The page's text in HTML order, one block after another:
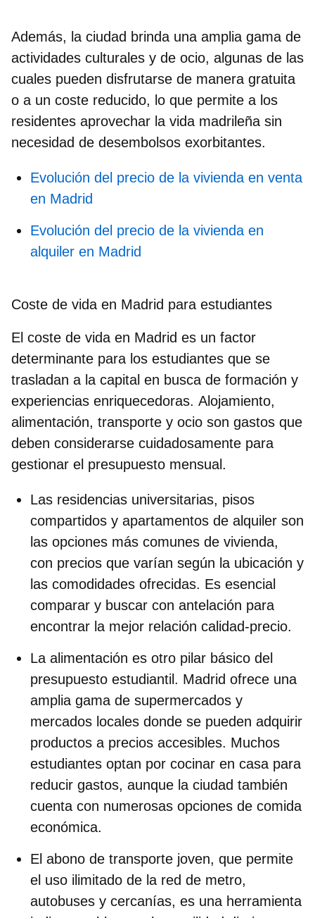
Además, la ciudad brinda una amplia gama de
actividades culturales y de ocio, algunas de las
cuales pueden disfrutarse de manera gratuita
o a un coste reducido, lo que permite a los
residentes aprovechar la vida madrileña sin
necesidad de desembolsos exorbitantes.
Evolución del precio de la vivienda en venta
en Madrid
Evolución del precio de la vivienda en
alquiler en Madrid
Coste de vida en Madrid para estudiantes
El coste de vida en Madrid es un factor
determinante para los estudiantes que se
trasladan a la capital en busca de formación y
experiencias enriquecedoras. Alojamiento,
alimentación, transporte y ocio son gastos que
deben considerarse cuidadosamente para
gestionar el presupuesto mensual.
Las residencias universitarias, pisos
compartidos y apartamentos de alquiler son
las opciones más comunes de vivienda,
con precios que varían según la ubicación y
las comodidades ofrecidas. Es esencial
comparar y buscar con antelación para
encontrar la mejor relación calidad-precio.
La alimentación es otro pilar básico del
presupuesto estudiantil. Madrid ofrece una
amplia gama de supermercados y
mercados locales donde se pueden adquirir
productos a precios accesibles. Muchos
estudiantes optan por cocinar en casa para
reducir gastos, aunque la ciudad también
cuenta con numerosas opciones de comida
económica.
El abono de transporte joven, que permite
el uso ilimitado de la red de metro,
autobuses y cercanías, es una herramienta